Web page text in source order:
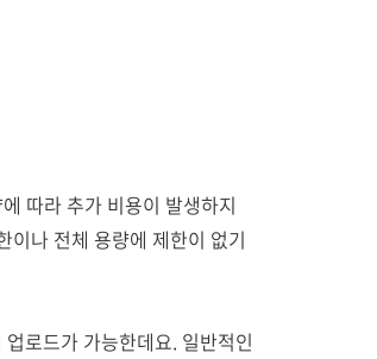
따라 추가 비용이 발생하지
이나 전체 용량에 제한이 없기
로드가 가능한데요. 일반적인